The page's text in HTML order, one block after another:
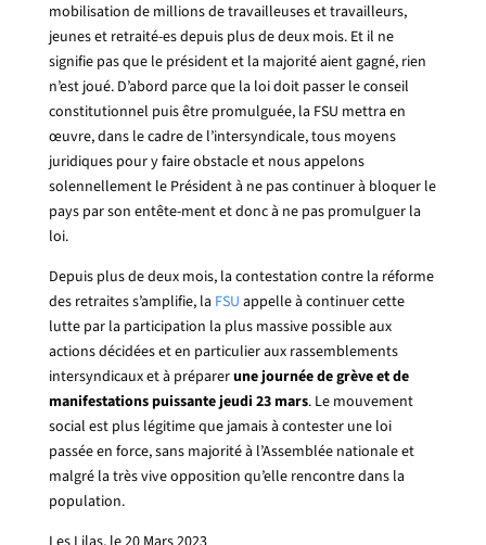
mobilisation de millions de travailleuses et travailleurs,
jeunes et retraité-es depuis plus de deux mois. Et il ne
signifie pas que le président et la majorité aient gagné, rien
n’est joué. D’abord parce que la loi doit passer le conseil
constitutionnel puis être promulguée, la FSU mettra en
œuvre, dans le cadre de l’intersyndicale, tous moyens
juridiques pour y faire obstacle et nous appelons
solennellement le Président à ne pas continuer à bloquer le
pays par son entête-ment et donc à ne pas promulguer la
loi.
Depuis plus de deux mois, la contestation contre la réforme
des retraites s’amplifie, la FSU appelle à continuer cette
lutte par la participation la plus massive possible aux
actions décidées et en particulier aux rassemblements
intersyndicaux et à préparerune journée de grève et de
manifestations puissante jeudi 23 mars. Le mouvement
social est plus légitime que jamais à contester une loi
passée en force, sans majorité à l’Assemblée nationale et
malgré la très vive opposition qu’elle rencontre dans la
population.